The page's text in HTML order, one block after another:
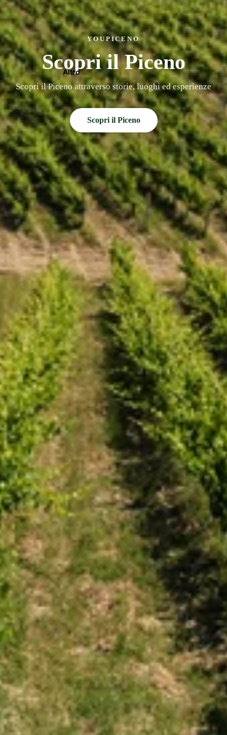
Altro
YOUPICENO
Scopri il Piceno
Scopri il Piceno attraverso storie, luoghi ed esperienze
Scopri il Piceno